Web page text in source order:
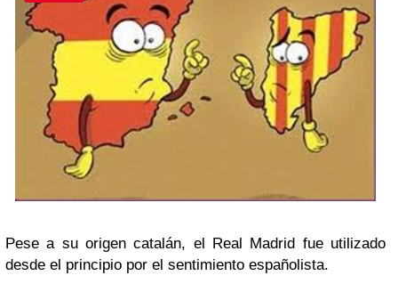
Pese a su origen catalán, el Real Madrid fue utilizado
desde el principio por el sentimiento españolista.